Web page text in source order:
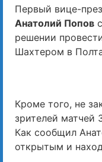
Первый вице-
Анатолий Попов
решении
Шахтером в
Кроме того, не
зрителей матчей
Как сообщил
открытым и